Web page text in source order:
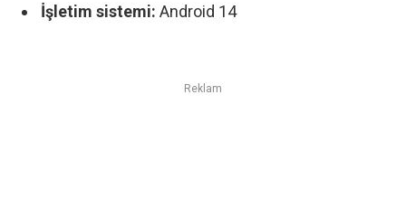
İşletim sistemi: Android 14
Reklam